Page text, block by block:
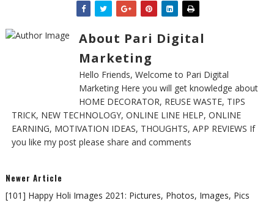
About Pari Digital
Marketing
Hello Friends, Welcome to Pari Digital
Marketing Here you will get knowledge about
HOME DECORATOR, REUSE WASTE, TIPS
TRICK, NEW TECHNOLOGY, ONLINE LINE HELP, ONLINE
EARNING, MOTIVATION IDEAS, THOUGHTS, APP REVIEWS If
you like my post please share and comments
Newer Article
[101] Happy Holi Images 2021: Pictures, Photos, Images, Pics